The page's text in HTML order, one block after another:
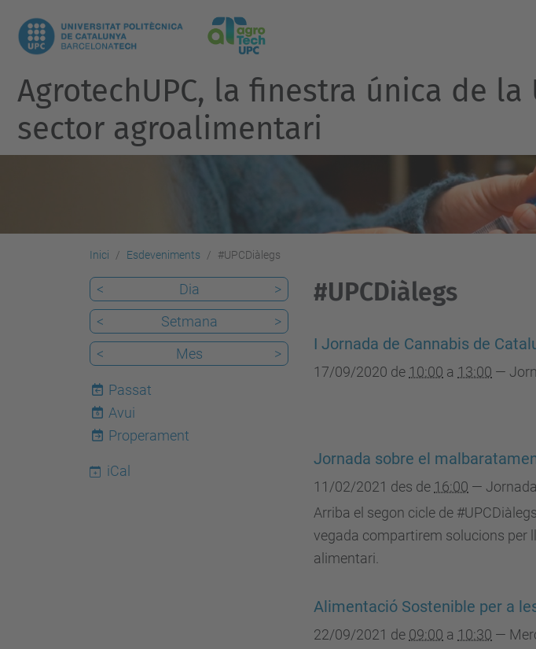
AgrotechUPC, la finestra única de
sector agroalimentari
Inici Esdeveniments #UPCDiàlegs
#UPCDiàlegs
I Jornada de Cannabis de
17/09/2020 de 10:00 a 13:00 —
Jornada sobre el
11/02/2021 des de 16:00 —
Arriba el segon cicle de
vegada compartirem solucions per
alimentari.
Alimentació Sostenible per a
22/09/2021 de 09:00 a 10:30 —
< Dia
>
<
Setmana
>
<
Mes >
Passat
6
Avui
Properament
iCal